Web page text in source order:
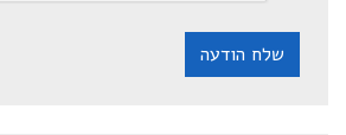
שלח הודעה